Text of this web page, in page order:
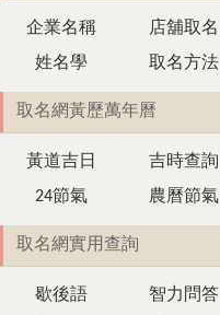
企業名稱 店舖取名
姓名學
取名方法
取名網黃歷萬年曆
黃道吉日 吉時查詢
24節氣
農曆節氣
取名網實用查詢
歇後語 智力問答